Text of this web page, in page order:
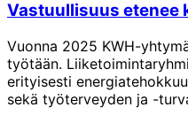
Vastuullisuus etenee
Vuonna 2025 KWH-
työtään.
erityisesti
sekä työterveyden ja -